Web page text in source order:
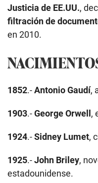
Justicia de EE.UU.,
filtración de
en 2010.
1852.-Antonio Gaudí,
1903.-George Orwell,
1924.-Sidney Lumet,
1925.-John Briley,
estadounidense.